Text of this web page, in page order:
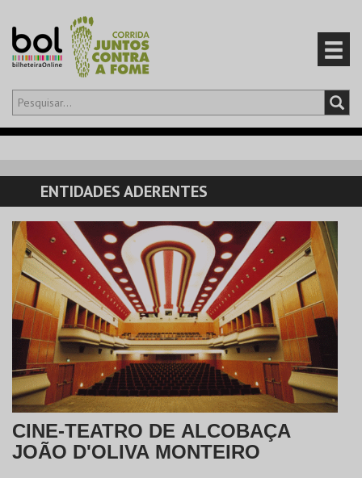
Olá,iniciar sessão
CARRINHO
EVENTOS
CARTÕES
PRODUTOS
ENTIDADES ADERENTES
CINE-TEATRO DE ALCOBAÇA
JOÃO D'OLIVA MONTEIRO